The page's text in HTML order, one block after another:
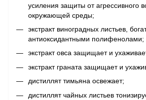
усиления защиты от агрессивного
окружающей среды;
экстракт виноградных листьев,
антиоксидантными полифенолами;
экстракт овса защищает и
экстракт граната защищает и
дистиллят тимьяна освежает;
дистиллят чайных листьев